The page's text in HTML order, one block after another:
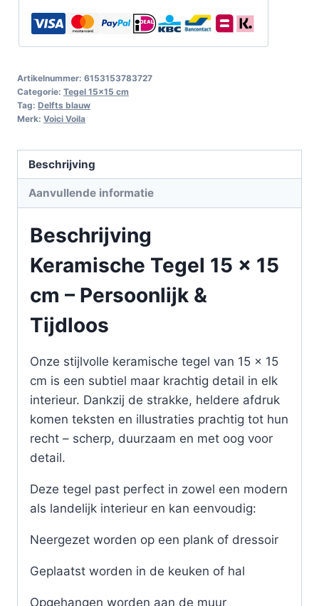
Artikelnummer: 6153153783727
Categorie: Tegel 15x15 cm
Tag: Delfts blauw
Merk: Voici Voila
Beschrijving
Aanvullende informatie
Beschrijving
Keramische Tegel 15 x 15
cm – Persoonlijk &
Tijdloos
Onze stijlvolle keramische tegel van 15 x 15
cm is een subtiel maar krachtig detail in elk
interieur. Dankzij de strakke, heldere afdruk
komen teksten en illustraties prachtig tot hun
recht – scherp, duurzaam en met oog voor
detail.
Deze tegel past perfect in zowel een modern
als landelijk interieur en kan eenvoudig:
Neergezet worden op een plank of dressoir
Geplaatst worden in de keuken of hal
Opgehangen worden aan de muur